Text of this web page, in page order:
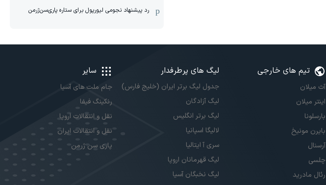
رد پیشنهاد نجومی لیورپول برای ستاره پاری‌سن‌ژرمن
تیم های خارجی
آث میلان
اینتر میلان
بارسلونا
بایرن مونیخ
آرسنال
چلسی
رئال مادرید
لیگ های پرطرفدار
جدول لیگ برتر ایران (خلیج فارس)
لیگ آزادگان
لیگ برتر انگلیس
لالیگا اسپانیا
سری آ ایتالیا
لیگ قهرمانان اروپا
لیگ نخبگان آسیا
سایر
جام ملت های آسیا
رنکینگ فیفا
نقل و انتقالات اروپا
نقل و انتقالات ایران
پاری سن ژرمن